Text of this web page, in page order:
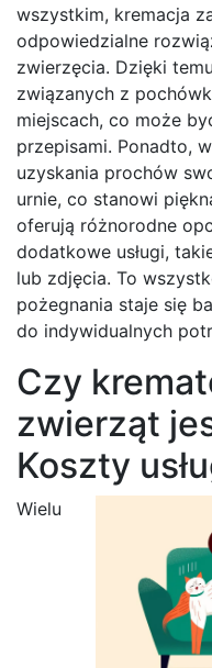
wszystkim, kremacja
odpowiedzialne
zwierzęcia. Dzięki
związanych z
miejscach, co może
przepisami. Ponadto,
uzyskania prochów
urnie, co stanowi
oferują różnorodne
dodatkowe usługi,
lub zdjęcia. To
pożegnania staje się
do indywidualnych
Czy
zwierząt
Koszty
Wielu